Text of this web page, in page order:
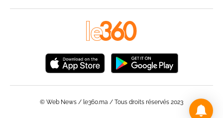
© Web News / le360.ma / Tous droits réservés 2023